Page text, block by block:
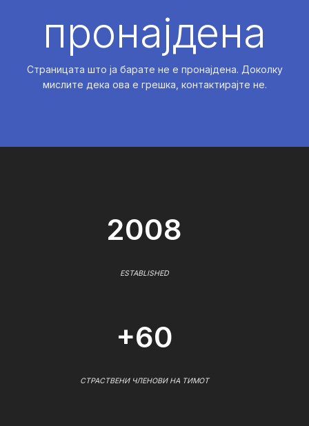
пронајдена
Страницата што ја барате не е пронајдена. Доколку
мислите дека ова е грешка, контактирајте не.
2008
ESTABLISHED
+60
СТРАСТВЕНИ ЧЛЕНОВИ НА ТИМОТ